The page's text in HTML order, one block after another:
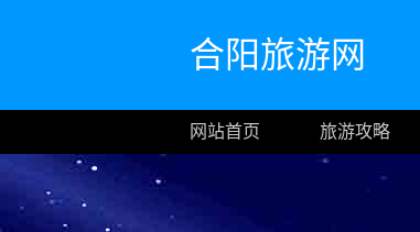
合阳旅游网
网站首页 旅游攻略